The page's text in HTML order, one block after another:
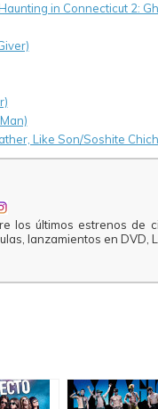
in Connecticut 2:
Like Son/Soshite
los últimos estrenos de
lanzamientos en DVD,